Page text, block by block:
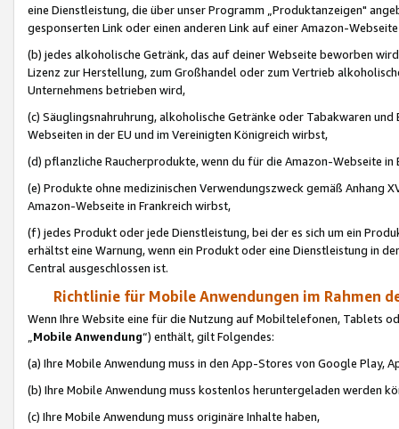
eine Dienstleistung, die über unser Programm „Produktanzeigen"
gesponserten Link oder einen anderen Link auf einer Amazon-
(b) jedes alkoholische Getränk, das auf deiner Webseite beworben
Lizenz zur Herstellung, zum Großhandel oder zum Vertrieb
Unternehmens betrieben wird,
(c) Säuglingsnahruhrung, alkoholische Getränke oder Tabakwaren
Webseiten in der EU und im Vereinigten Königreich wirbst,
(d) pflanzliche Raucherprodukte, wenn du für die Amazon-Webseite in
(e) Produkte ohne medizinischen Verwendungszweck gemäß Anhang
Amazon-Webseite in Frankreich wirbst,
(f) jedes Produkt oder jede Dienstleistung, bei der es sich um ein
erhältst eine Warnung, wenn ein Produkt oder eine Dienstleistung in
Central ausgeschlossen ist.
Richtlinie für Mobile Anwendungen im Rahmen
Wenn Ihre Website eine für die Nutzung auf Mobiltelefonen, Tablets
„Mobile Anwendung“) enthält, gilt Folgendes:
(a) Ihre Mobile Anwendung muss in den App-Stores von Google Play,
(b) Ihre Mobile Anwendung muss kostenlos heruntergeladen werden
(c) Ihre Mobile Anwendung muss originäre Inhalte haben,